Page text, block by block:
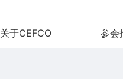
关于CEFCO 参会